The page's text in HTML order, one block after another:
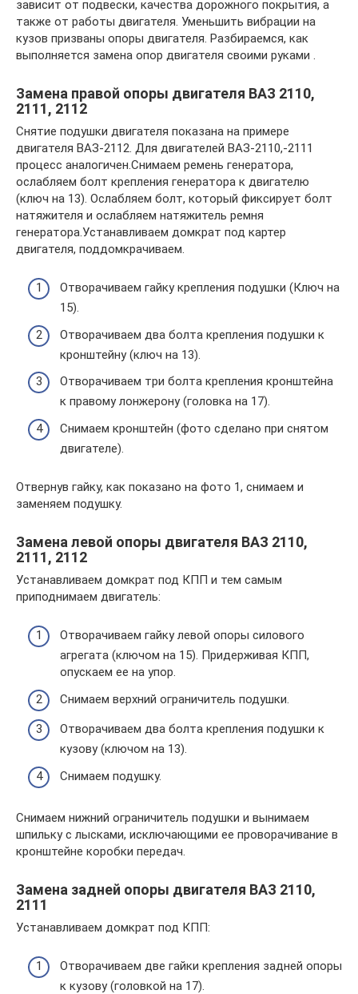
зависит от подвески, качества дорожного покрытия, а
также от работы двигателя. Уменьшить вибрации на
кузов призваны опоры двигателя. Разбираемся, как
выполняется замена опор двигателя своими руками .
Замена правой опоры двигателя ВАЗ 2110,
2111, 2112
Снятие подушки двигателя показана на примере
двигателя ВАЗ-2112. Для двигателей ВАЗ-2110,-2111
процесс аналогичен.Снимаем ремень генератора,
ослабляем болт крепления генератора к двигателю
(ключ на 13). Ослабляем болт, который фиксирует болт
натяжителя и ослабляем натяжитель ремня
генератора.Устанавливаем домкрат под картер
двигателя, поддомкрачиваем.
Отворачиваем гайку крепления подушки (Ключ на
15).
Отворачиваем два болта крепления подушки к
кронштейну (ключ на 13).
Отворачиваем три болта крепления кронштейна
к правому лонжерону (головка на 17).
Снимаем кронштейн (фото сделано при снятом
двигателе).
Отвернув гайку, как показано на фото 1, снимаем и
заменяем подушку.
Замена левой опоры двигателя ВАЗ 2110,
2111, 2112
Устанавливаем домкрат под КПП и тем самым
приподнимаем двигатель:
Отворачиваем гайку левой опоры силового
агрегата (ключом на 15). Придерживая КПП,
опускаем ее на упор.
Снимаем верхний ограничитель подушки.
Отворачиваем два болта крепления подушки к
кузову (ключом на 13).
Снимаем подушку.
Снимаем нижний ограничитель подушки и вынимаем
шпильку с лысками, исключающими ее проворачивание в
кронштейне коробки передач.
Замена задней опоры двигателя ВАЗ 2110,
2111
Устанавливаем домкрат под КПП:
Отворачиваем две гайки крепления задней опоры
к кузову (головкой на 17).